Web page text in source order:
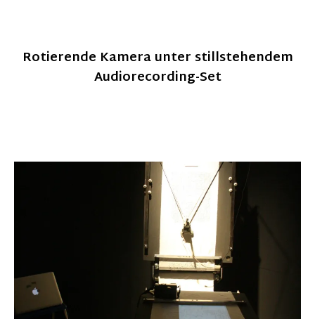
Rotierende Kamera unter stillstehendem
Audiorecording-Set